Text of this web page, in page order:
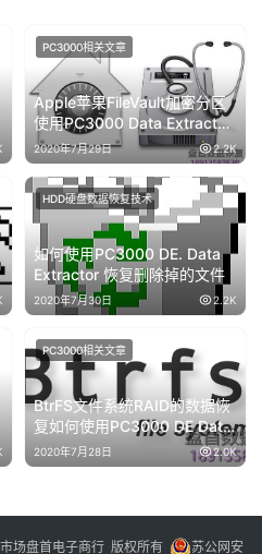
Apple苹果FileVault加密分区
使用PC3000 Data Extractor
进行解密方法
2020年7月29日 2.2K
如何使用PC3000 DE. Data
Extractor 恢复删除掉的文件
2020年7月30日
HDD硬盘数据恢复技术
BtrFS文件系统RAID的数据恢
复如何使用PC3000 DE Data
Extractor RAID Edition进行恢
复
2020年7月28日 2.0K
PC3000相关文章
场盘首电子商行 版权所有 苏公网安